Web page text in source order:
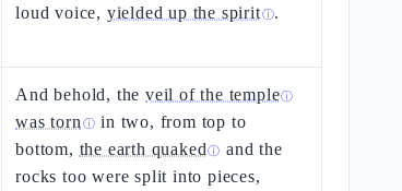
loud voice, yielded up the spiritⓘ.
And behold, theveil of the templeⓘ
was torn ⓘ in two, from top to
bottom, the earth quaked ⓘ and the
rocks too were split into pieces,